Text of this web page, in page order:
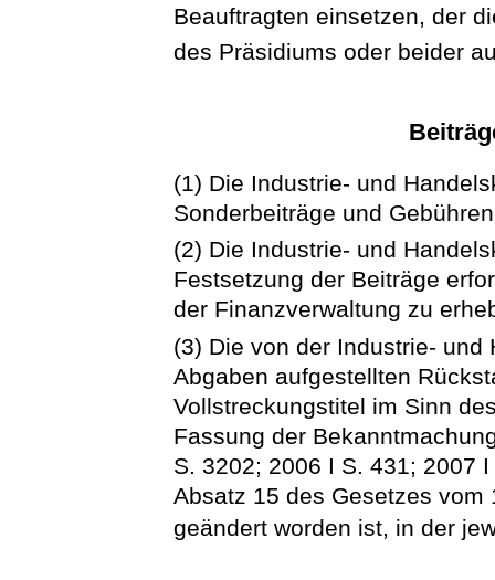
Beauftragten einsetzen, der
des Präsidiums oder beider
(1) Die Industrie- und
Sonderbeiträge und
(2) Die Industrie- und
Festsetzung der Beiträge
der Finanzverwaltung zu
(3) Die von der Industrie-
Abgaben aufgestellten
Vollstreckungstitel im Sinn
Fassung der
S. 3202; 2006 I S. 431; 2007
Absatz 15 des Gesetzes vom
geändert worden ist, in der